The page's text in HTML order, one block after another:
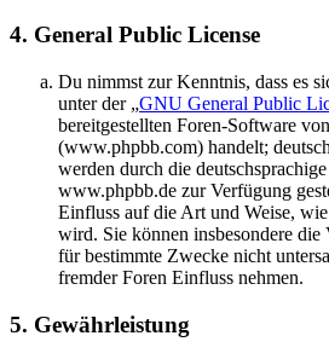
4. General Public License
Du nimmst zur Kenntnis, dass es
unter der „GNU General Public
bereitgestellten Foren-Software
(www.phpbb.com) handelt;
werden durch die
www.phpbb.de zur Verfügung
Einfluss auf die Art und Weise,
wird. Sie können insbesondere
für bestimmte Zwecke nicht
fremder Foren Einfluss nehmen.
5. Gewährleistung